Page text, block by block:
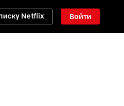
Netflix Войти